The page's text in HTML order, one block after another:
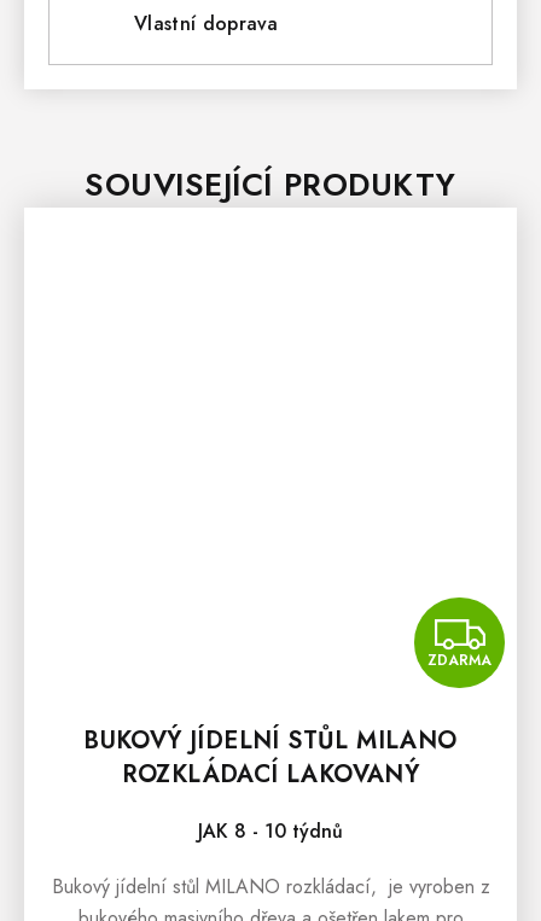
Vlastní doprava
SOUVISEJÍCÍ PRODUKTY
ZDARMA
BUKOVÝ JÍDELNÍ STŮL MILANO
ROZKLÁDACÍ LAKOVANÝ
JAK 8 - 10 týdnů
Bukový jídelní stůl MILANO rozkládací, je vyroben z